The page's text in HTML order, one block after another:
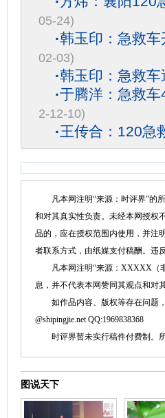
05-24)
·韩玉印：急救
02-03)
·韩玉印：急救车
·于腾洋：急救
2-12-10)
·王传合：120急
凡本网注明“来源：时评界”的所
和对其真实性负责。未经本网授权
品的，应在授权范围内使用，并注
者联系方式，由纸媒支付稿酬。违
凡本网注明“来源：XXXXX（非
息，并不代表本网赞同其观点和对
如作品内容、版权等存在问题，
@shipingjie.net QQ:1969838368
时评界暂未实行稿件付费制。所
图说天下